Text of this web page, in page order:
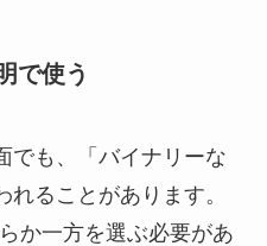
で使う
でも、「バイナリーな
ることがあります。
か一方を選ぶ必要があ